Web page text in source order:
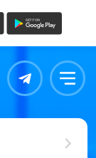
Контакты Меню